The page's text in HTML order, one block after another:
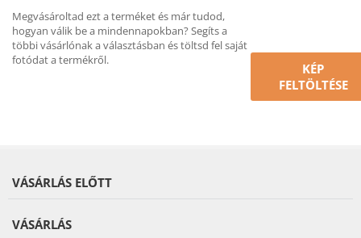
Megvásároltad ezt a terméket és már tudod,
hogyan válik be a mindennapokban? Segíts a
többi vásárlónak a választásban és töltsd fel saját
fotódat a termékről.
KÉP
FELTÖLTÉSE
VÁSÁRLÁS ELŐTT
VÁSÁRLÁS